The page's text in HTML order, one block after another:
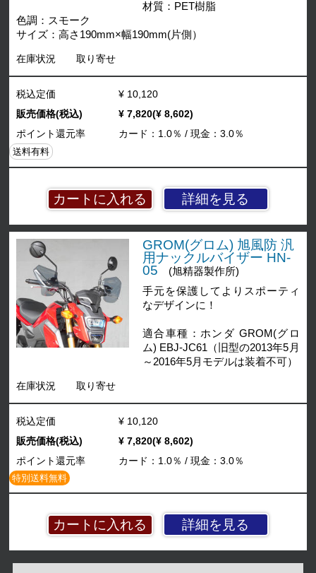
材質：PET樹脂
色調：スモーク
サイズ：高さ190mm×幅190mm(片側）
在庫状況 取り寄せ
詳細を見る
税込定価
¥ 10,120
販売価格(税込)
¥ 7,820(¥ 8,602)
ポイント還元率
カード：1.0％ / 現金：3.0％
送料有料
GROM(グロム) 旭風防 汎
用ナックルバイザー HN-
05
(旭精器製作所)
手元を保護してよりスポーティ
なデザインに！
適合車種：ホンダ GROM(グロ
ム) EBJ-JC61（旧型の2013年5月
～2016年5月モデルは装着不可）
在庫状況 取り寄せ
詳細を見る
税込定価
¥ 10,120
販売価格(税込)
¥ 7,820(¥ 8,602)
ポイント還元率
カード：1.0％ / 現金：3.0％
特別送料無料